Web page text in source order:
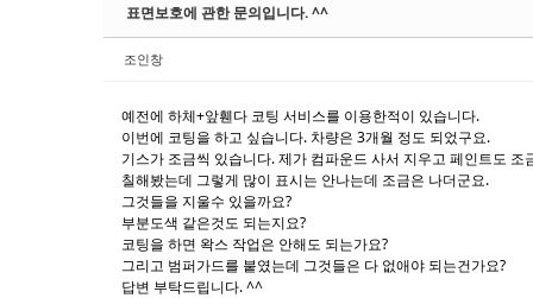
표면보호에 관한 문의입니다. ^^
조인창
예전에 하체+앞휀다 코팅 서비스를 이용한적이 있습니다.
이번에 코팅을 하고 싶습니다. 차량은 3개월 정도 되었구요.
기스가 조금씩 있습니다. 제가 컴파운드 사서 지우고 페인트도 조
칠해봤는데 그렇게 많이 표시는 안나는데 조금은 나더군요.
그것들을 지울수 있을까요?
부분도색 같은것도 되는지요?
코팅을 하면 왁스 작업은 안해도 되는가요?
그리고 범퍼가드를 붙였는데 그것들은 다 없애야 되는건가요?
답변 부탁드립니다. ^^
Sketchbook5, 스케치북5
Sketchbook5, 스케치북5
Sketchbook5, 스케치북5
Sketchbook5, 스케치북5